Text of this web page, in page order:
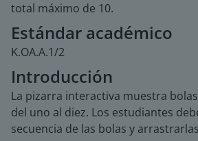
total máximo de 10.
Estándar académico
K.OA.A.1/2
Introducción
La pizarra interactiva muestra
del uno al diez. Los estudiantes
secuencia de las bolas y